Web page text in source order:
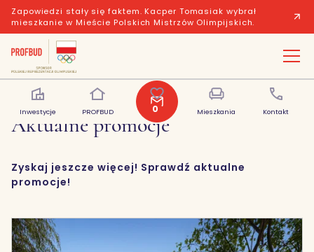
Zapowiedzi stały się faktem. Kacper Tomasiak wybrał
mieszkanie w Mieście Polskich Mistrzów Olimpijskich.
Inwestycje PROFBUD 0
Polubione Mieszkania Kontakt
Aktualne promocje
Zyskaj jeszcze więcej! Sprawdź aktualne
promocje!